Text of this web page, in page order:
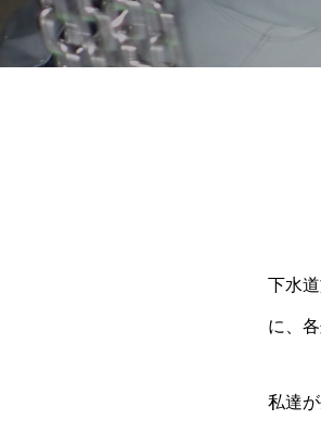
下水
に、
私達